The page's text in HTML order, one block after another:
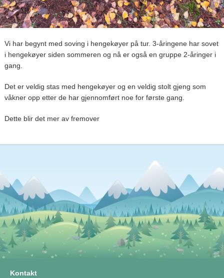
Vi har begynt med soving i hengekøyer på tur. 3-åringene har sovet
i hengekøyer siden sommeren og nå er også en gruppe 2-åringer i
gang.
Det er veldig stas med hengekøyer og en veldig stolt gjeng som
våkner opp etter de har gjennomført noe for første gang.
Dette blir det mer av fremover
Kontakt